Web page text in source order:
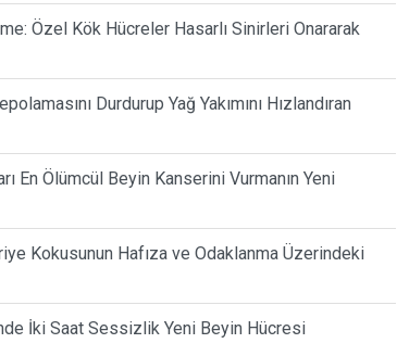
Özel Kök Hücreler Hasarlı Sinirleri Onararak
Durdurup Yağ Yakımını Hızlandıran
En Ölümcül Beyin Kanserini Vurmanın Yeni
Kokusunun Hafıza ve Odaklanma Üzerindeki
İki Saat Sessizlik Yeni Beyin Hücresi